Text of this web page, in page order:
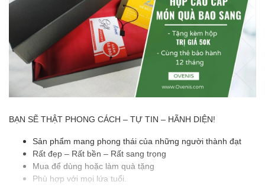
BẠN SẼ THẬT PHONG CÁCH – TỰ TIN – HÃNH DIỆN!
Sản phẩm mang phong thái của những người thành đạt
Rất đẹp – Rất bền – Rất sang trọng
Mua để dùng hoặc làm quà tặng
Phù hợp với mọi lứa tuổi.